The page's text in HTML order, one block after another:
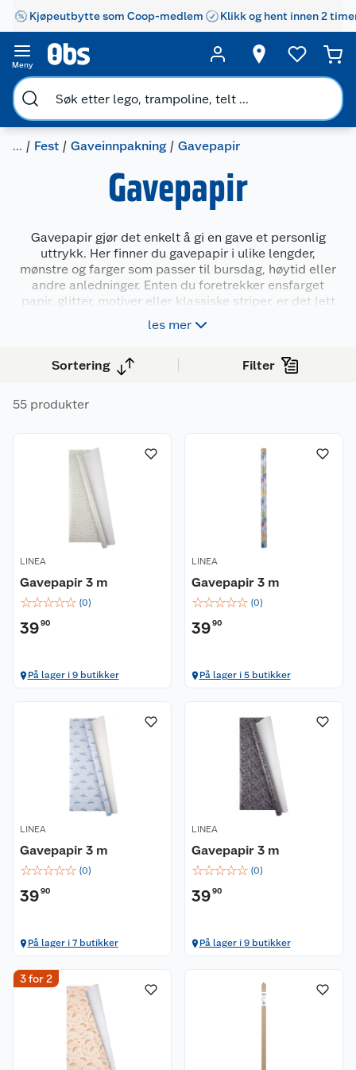
Kjøpeutbytte som Coop-medlem Klikk og hent innen 2
Meny
... Fest Gaveinnpakning Gavepapir
Gavepapir
Gavepapir gjør det enkelt å gi en gave et personlig
uttrykk. Her finner du gavepapir i ulike lengder,
mønstre og farger som passer til bursdag, høytid eller
andre anledninger. Enten du foretrekker ensfarget
papir, glitter, motiver eller klassiske striper, er det lett
å finne noe som passer både til mottaker og sesong.
Velg mellom korte ruller for smågaver og lengre
les mer
Sortering Filter
55 produkter
LINEA
Gavepapir 3 m
☆☆☆☆☆ (0)
3990
På lager i 9 butikker
LINEA
Gavepapir 3 m
☆☆☆☆☆ (0)
3990
På lager i 5 butikker
LINEA
Gavepapir 3 m
☆☆☆☆☆ (0)
3990
På lager i 7 butikker
LINEA
Gavepapir 3 m
☆☆☆☆☆ (0)
3990
På lager i 9 butikker
3 for 2